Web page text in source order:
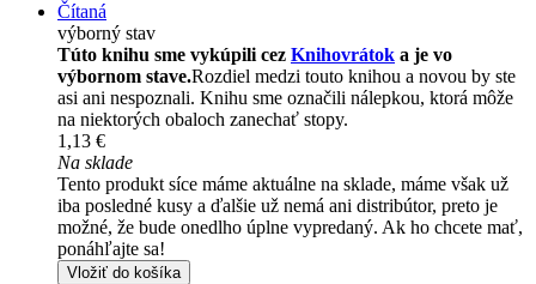
Čítaná
výborný stav
Túto knihu sme vykúpili cez Knihovrátok a je vo
výbornom stave.Rozdiel medzi touto knihou a novou by ste
asi ani nespoznali. Knihu sme označili nálepkou, ktorá môže
na niektorých obaloch zanechať stopy.
1,13 €
Na sklade
Tento produkt síce máme aktuálne na sklade, máme však už
iba posledné kusy a ďalšie už nemá ani distribútor, preto je
možné, že bude onedlho úplne vypredaný. Ak ho chcete mať,
ponáhľajte sa!
Vložiť do košíka